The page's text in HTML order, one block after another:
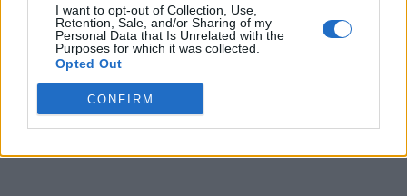
I want to opt-out of Collection, Use,
Retention, Sale, and/or Sharing of my
Personal Data that Is Unrelated with the
Purposes for which it was collected.
Opted Out
CONFIRM
Arată rezultatele
Arhiva sondajelor